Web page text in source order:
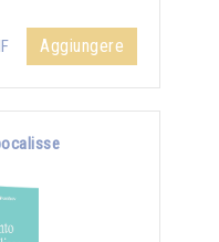
Aggiungere